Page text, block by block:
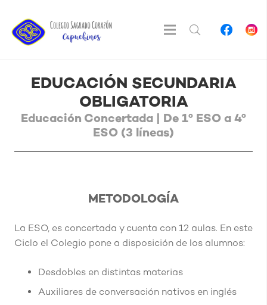
EDUCACIÓN SECUNDARIA
OBLIGATORIA
Educación Concertada | De 1º ESO a 4º
ESO (3 líneas)
METODOLOGÍA
La ESO, es concertada y cuenta con 12 aulas. En este
Ciclo el Colegio pone a disposición de los alumnos:
Desdobles en distintas materias
Auxiliares de conversación nativos en inglés